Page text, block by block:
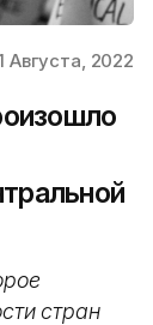
Августа, 2022
стран